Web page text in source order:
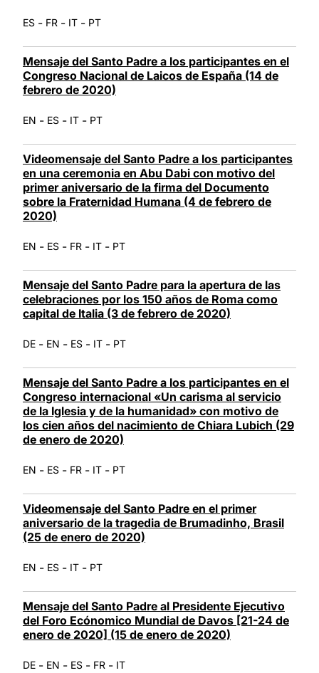
ES - FR - IT - PT
Mensaje del Santo Padre a los participantes en el
Congreso Nacional de Laicos de España (14 de
febrero de 2020)
EN - ES - IT - PT
Videomensaje del Santo Padre a los participantes
en una ceremonia en Abu Dabi con motivo del
primer aniversario de la firma del Documento
sobre la Fraternidad Humana (4 de febrero de
2020)
EN - ES - FR - IT - PT
Mensaje del Santo Padre para la apertura de las
celebraciones por los 150 años de Roma como
capital de Italia (3 de febrero de 2020)
DE - EN - ES - IT - PT
Mensaje del Santo Padre a los participantes en el
Congreso internacional «Un carisma al servicio
de la Iglesia y de la humanidad» con motivo de
los cien años del nacimiento de Chiara Lubich (29
de enero de 2020)
EN - ES - FR - IT - PT
Videomensaje del Santo Padre en el primer
aniversario de la tragedia de Brumadinho, Brasil
(25 de enero de 2020)
EN - ES - IT - PT
Mensaje del Santo Padre al Presidente Ejecutivo
del Foro Ecónomico Mundial de Davos [21-24 de
enero de 2020] (15 de enero de 2020)
DE - EN - ES - FR - IT